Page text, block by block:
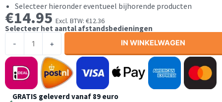
Selecteer hieronder eventueel bijhorende producten
€14.95 Excl. BTW: €12.36
Selecteer het aantal afstandsbedieningen
-
Draadloze
Afstandsbediening
-
Zilvergrijs
+ IN WINKELWAGEN
GRATIS geleverd vanaf 89 euro